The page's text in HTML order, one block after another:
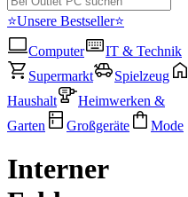
⭐Unsere Bestseller⭐
Computer
IT & Technik
Supermarkt
Spielzeug
Haushalt
Heimwerken &
Garten
Großgeräte Mode
Interner